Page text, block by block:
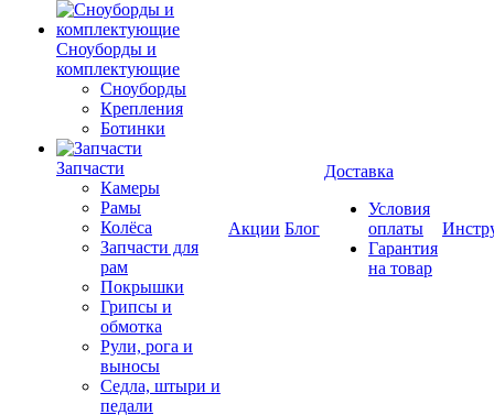
Cноуборды и
комплектующие
Сноуборды
Крепления
Ботинки
Запчасти
Камеры
Рамы
Колёса
Запчасти для
рам
Покрышки
Грипсы и
обмотка
Рули, рога и
выносы
Седла, штыри и
педали
Акции Блог
Доставка
Условия
оплаты
Гарантия
на товар